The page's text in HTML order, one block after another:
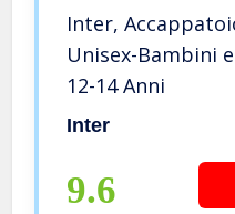
Inter,
Unisex-Bambini
12-14 Anni
Inter
9.6